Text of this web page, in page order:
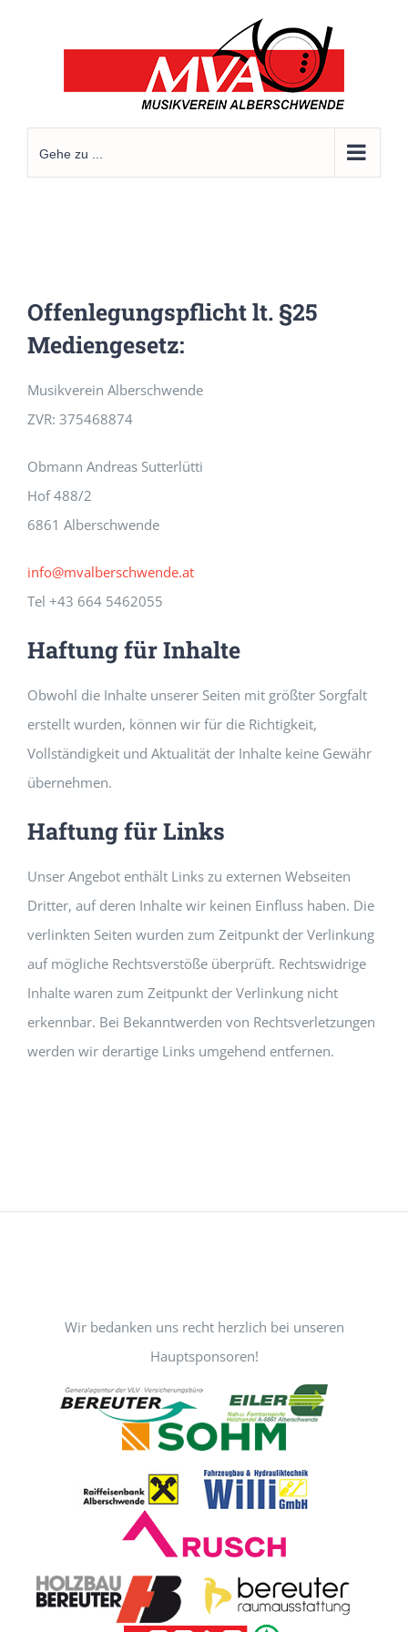
Gehe zu ...
Offenlegungspflicht lt. §25
Mediengesetz:
Musikverein Alberschwende
ZVR: 375468874
Obmann Andreas Sutterlütti
Hof 488/2
6861 Alberschwende
info@mvalberschwende.at
Tel +43 664 5462055
Haftung für Inhalte
Obwohl die Inhalte unserer Seiten mit größter Sorgfalt
erstellt wurden, können wir für die Richtigkeit,
Vollständigkeit und Aktualität der Inhalte keine Gewähr
übernehmen.
Haftung für Links
Unser Angebot enthält Links zu externen Webseiten
Dritter, auf deren Inhalte wir keinen Einfluss haben. Die
verlinkten Seiten wurden zum Zeitpunkt der Verlinkung
auf mögliche Rechtsverstöße überprüft. Rechtswidrige
Inhalte waren zum Zeitpunkt der Verlinkung nicht
erkennbar. Bei Bekanntwerden von Rechtsverletzungen
werden wir derartige Links umgehend entfernen.
Wir bedanken uns recht herzlich bei unseren
Hauptsponsoren!